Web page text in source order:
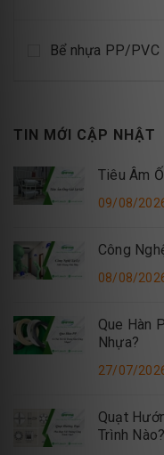
Bể nhựa PP/PVC
TIN MỚI CẬP NHẬT
Tiêu Âm
09/08/
Công
08/08/
Que Hàn
Nhựa?
27/07/
Quạt
Trình Nào?